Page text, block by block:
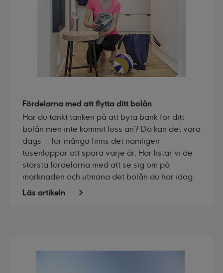
Fördelarna med att flytta ditt bolån
Har du tänkt tanken på att byta bank för ditt
bolån men inte kommit loss än? Då kan det vara
dags – för många finns det nämligen
tusenlappar att spara varje år. Här listar vi de
största fördelarna med att se sig om på
marknaden och utmana det bolån du har idag.
Läs artikeln